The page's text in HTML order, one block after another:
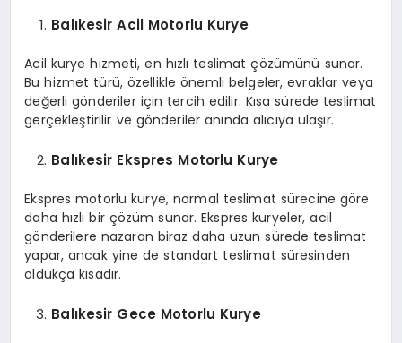
Balıkesir Acil Motorlu Kurye
Acil kurye hizmeti, en hızlı teslimat çözümünü sunar.
Bu hizmet türü, özellikle önemli belgeler, evraklar veya
değerli gönderiler için tercih edilir. Kısa sürede teslimat
gerçekleştirilir ve gönderiler anında alıcıya ulaşır.
Balıkesir Ekspres Motorlu Kurye
Ekspres motorlu kurye, normal teslimat sürecine göre
daha hızlı bir çözüm sunar. Ekspres kuryeler, acil
gönderilere nazaran biraz daha uzun sürede teslimat
yapar, ancak yine de standart teslimat süresinden
oldukça kısadır.
Balıkesir Gece Motorlu Kurye